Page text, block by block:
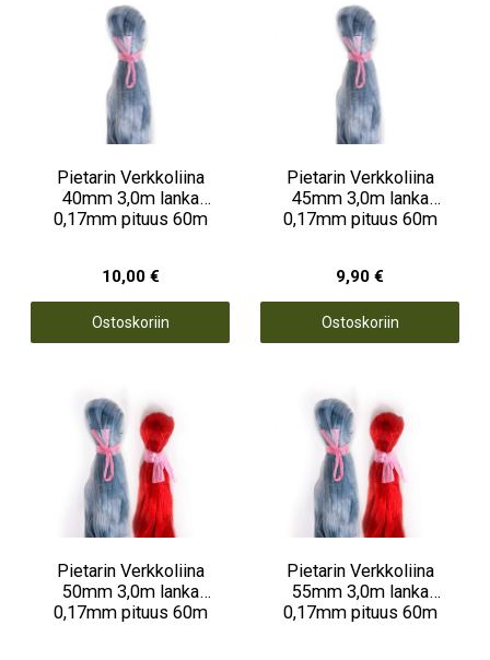
Pietarin Verkkoliina
40mm 3,0m lanka
0,17mm pituus 60m
10,00 €
Ostoskoriin
Pietarin Verkkoliina
45mm 3,0m lanka
0,17mm pituus 60m
9,90 €
Ostoskoriin
Pietarin Verkkoliina
50mm 3,0m lanka
0,17mm pituus 60m
Pietarin Verkkoliina
55mm 3,0m lanka
0,17mm pituus 60m